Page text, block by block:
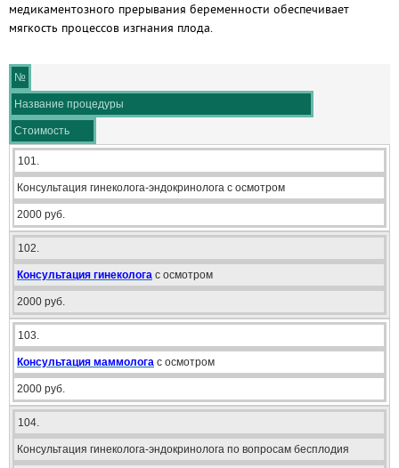
медикаментозного прерывания беременности обеспечивает
мягкость процессов изгнания плода.
№
Название процедуры
Стоимость
101.
Консультация гинеколога-эндокринолога с осмотром
2000 руб.
102.
Консультация гинеколога с осмотром
2000 руб.
103.
Консультация маммолога с осмотром
2000 руб.
104.
Консультация гинеколога-эндокринолога по вопросам бесплодия